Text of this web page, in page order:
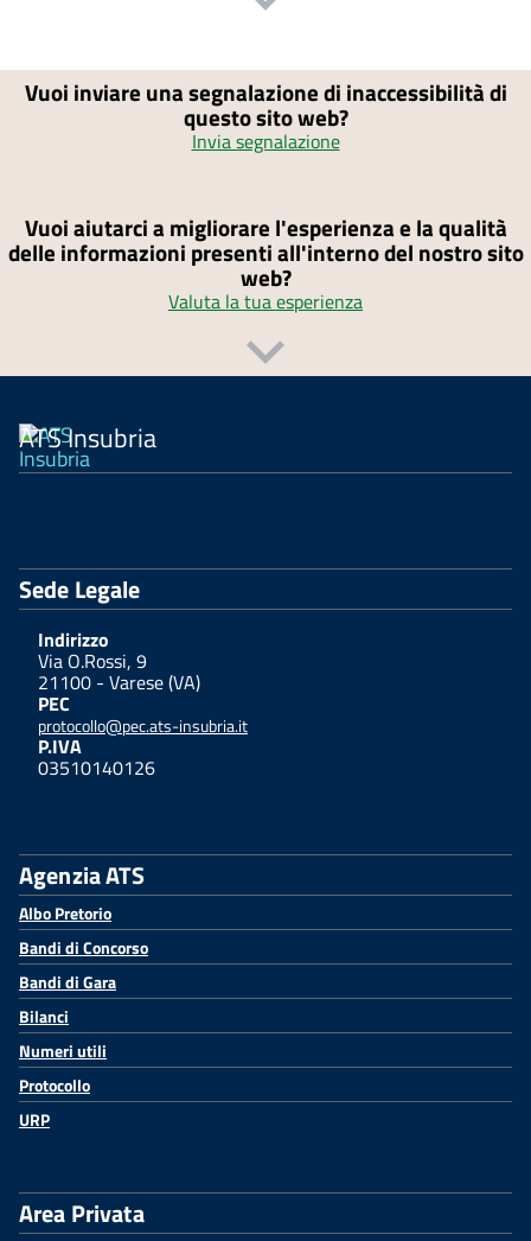
Vuoi inviare una segnalazione di inaccessibilità di
questo sito web?
Invia segnalazione
Vuoi aiutarci a migliorare l'esperienza e la qualità
delle informazioni presenti all'interno del nostro sito
web?
Valuta la tua esperienza
ATS Insubria
Sede Legale
Indirizzo
Via O.Rossi, 9
21100 - Varese (VA)
PEC
protocollo@pec.ats-insubria.it
P.IVA
03510140126
Agenzia ATS
Albo Pretorio
Bandi di Concorso
Bandi di Gara
Bilanci
Numeri utili
Protocollo
URP
Area Privata